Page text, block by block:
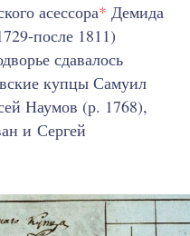
асессора* Демида
после 1811)
сдавалось
купцы Самуил
Наумов (р. 1768),
и Сергей